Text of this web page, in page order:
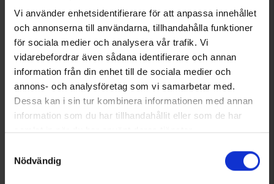
Vi använder enhetsidentifierare för att anpassa innehållet
och annonserna till användarna, tillhandahålla funktioner
för sociala medier och analysera vår trafik. Vi
vidarebefordrar även sådana identifierare och annan
information från din enhet till de sociala medier och
annons- och analysföretag som vi samarbetar med.
Dessa kan i sin tur kombinera informationen med annan
information som du har tillhandahållit eller som de har
samlat in när du har använt deras tjänster.
Nödvändig
Dogman Retrieverkoppel Iris Hundspiral